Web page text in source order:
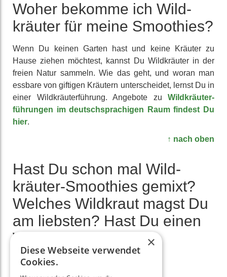
Woher bekomme ich Wild­
kräuter für meine Smoothies?
Wenn Du keinen Garten hast und keine Kräuter zu
Hause ziehen möchtest, kannst Du Wild­kräuter in der
freien Natur sammeln. Wie das geht, und woran man
essbare von giftigen Kräutern unter­scheidet, lernst Du in
einer Wild­kräuter­führung. Angebote zu Wild­kräuter­
führungen im deutsch­sprachigen Raum findest Du
hier.
↑ nach oben
Hast Du schon mal Wild­
kräuter-Smoothies gemixt?
Welches Wildkraut magst Du
am liebsten? Hast Du einen
Wild­kräuter Smoothie
Rezepte Favoriten?
×
Diese Webseite verwendet
Cookies.